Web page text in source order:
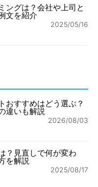
ングは？会社や上司と
文を紹介
2025/05/16
おすすめはどう選ぶ？
違いも解説
2026/08/03
？見直しで何が変わ
を解説
2025/08/17